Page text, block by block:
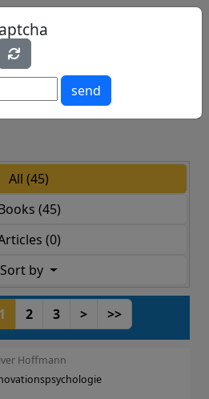
send
All (45)
(45)
(0)
Sort by
1 2 3 > >>
Hoffmann